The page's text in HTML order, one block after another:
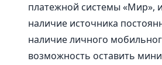
платежной системы «Мир»,
наличие источника
наличие личного
возможность оставить